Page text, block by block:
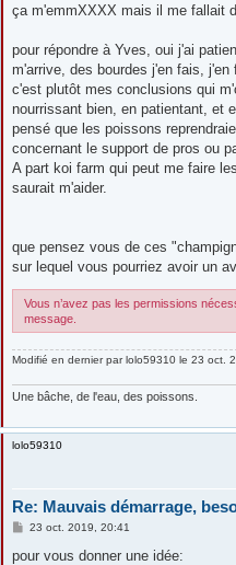
ça m'emmXXXX mais il me fallait
pour répondre à Yves, oui j'ai
m'arrive, des bourdes j'en fais, j'en
c'est plutôt mes conclusions qui
nourrissant bien, en patientant, et
pensé que les poissons
concernant le support de pros ou
A part koi farm qui peut me faire
saurait m'aider.
que pensez vous de ces
sur lequel vous pourriez avoir un
Vous n’avez pas les permissions
message.
Modifié en dernier parlolo59310 le 23 oct.
Une bâche, de l'eau, des poissons.
lolo59310
Re: Mauvais démarrage,
M
s
23 oct. 2019, 20:41
pour vous donner une idée: